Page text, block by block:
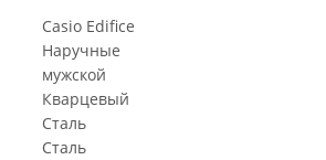
Casio Edifice
Наручные
мужской
Кварцевый
Сталь
Сталь